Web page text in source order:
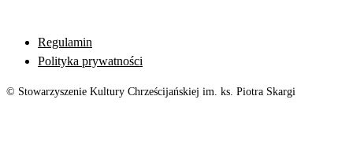
Regulamin
Polityka prywatności
© Stowarzyszenie Kultury Chrześcijańskiej im. ks. Piotra Skargi